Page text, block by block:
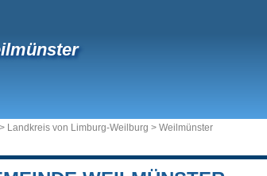
> Landkreis von Limburg-Weilburg > Weilmünster